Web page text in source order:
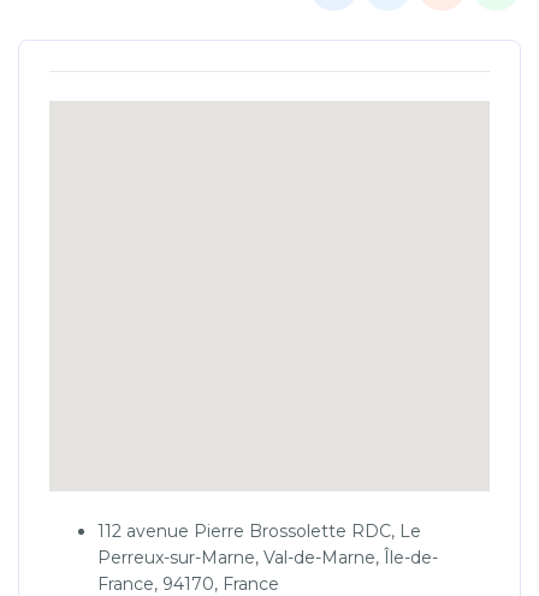
112 avenue Pierre Brossolette RDC, Le
Perreux-sur-Marne, Val-de-Marne, Île-de-
France, 94170, France